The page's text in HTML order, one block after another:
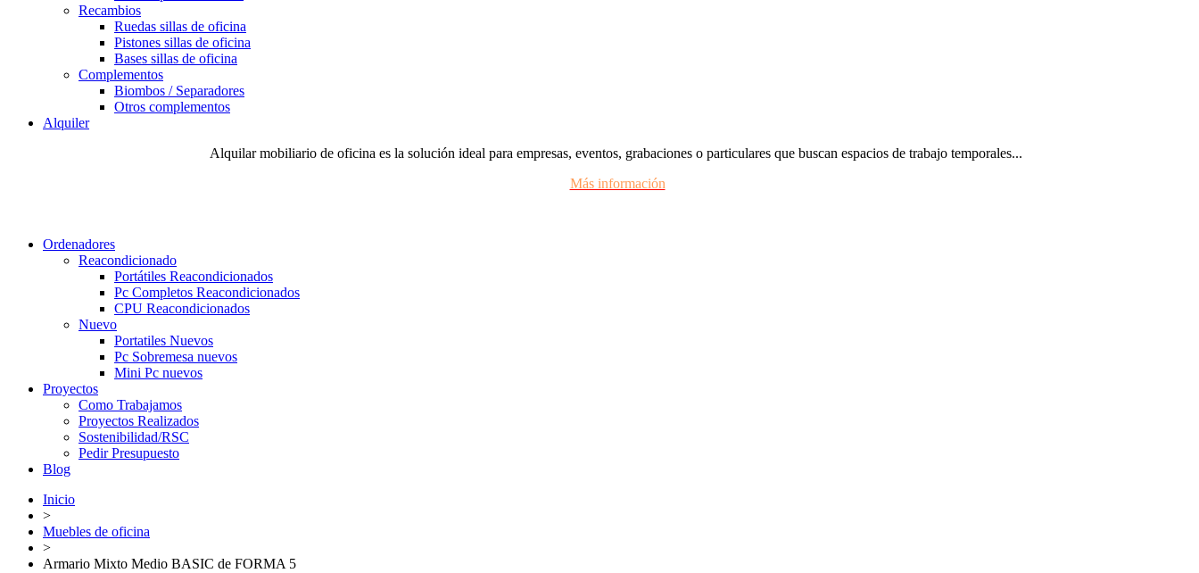
Recambios
Ruedas sillas de oficina
Pistones sillas de oficina
Bases sillas de oficina
Complementos
Biombos / Separadores
Otros complementos
Alquiler
Alquilar mobiliario de oficina es la solución ideal para empresas, eventos, grabaciones o particulares que buscan espacios de trabajo temporales...
Más información
Ordenadores
Reacondicionado
Portátiles Reacondicionados
Pc Completos Reacondicionados
CPU Reacondicionados
Nuevo
Portatiles Nuevos
Pc Sobremesa nuevos
Mini Pc nuevos
Proyectos
Como Trabajamos
Proyectos Realizados
Sostenibilidad/RSC
Pedir Presupuesto
Blog
Inicio
>
Muebles de oficina
>
Armario Mixto Medio BASIC de FORMA 5